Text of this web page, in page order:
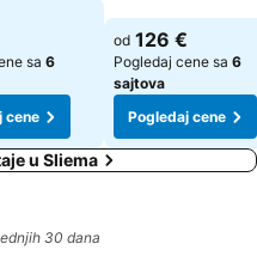
sa 6
cene
Pogledaj cene
od 126 €
Pogledaj cene sa 6
sajtova
Pogledaj cene
u Sliema
30 dana